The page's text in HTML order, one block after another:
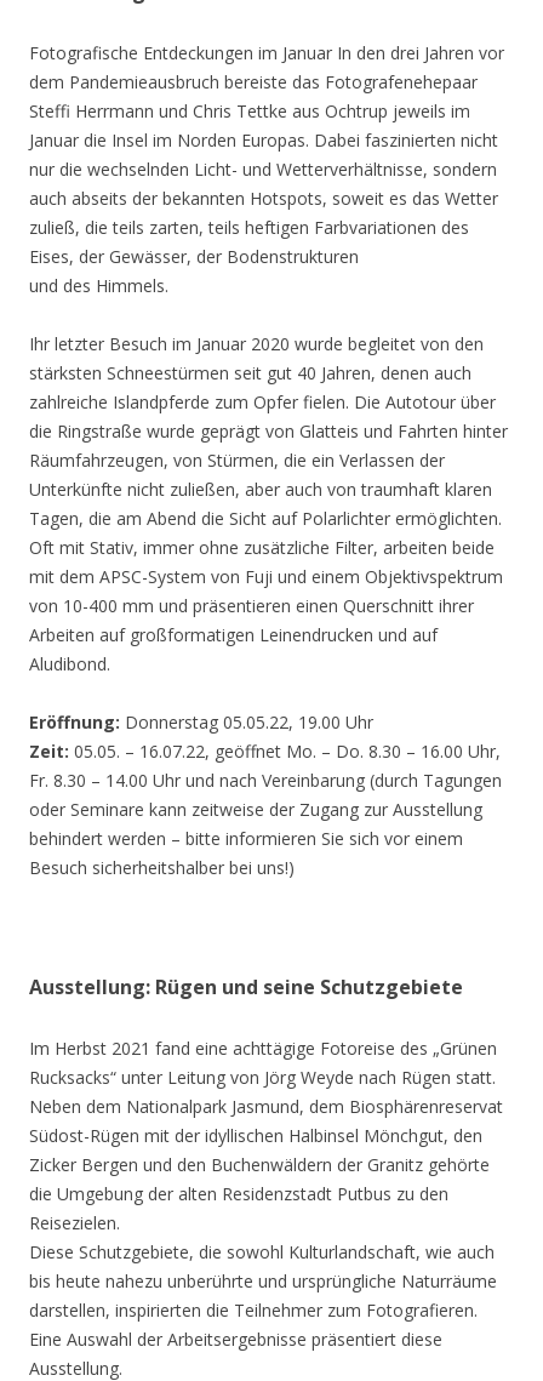
Fotografische Entdeckungen im Januar In den drei Jahren vor
dem Pandemieausbruch bereiste das Fotografenehepaar
Steffi Herrmann und Chris Tettke aus Ochtrup jeweils im
Januar die Insel im Norden Europas. Dabei faszinierten nicht
nur die wechselnden Licht- und Wetterverhältnisse, sondern
auch abseits der bekannten Hotspots, soweit es das Wetter
zuließ, die teils zarten, teils heftigen Farbvariationen des
Eises, der Gewässer, der Bodenstrukturen
und des Himmels.
Ihr letzter Besuch im Januar 2020 wurde begleitet von den
stärksten Schneestürmen seit gut 40 Jahren, denen auch
zahlreiche Islandpferde zum Opfer fielen. Die Autotour über
die Ringstraße wurde geprägt von Glatteis und Fahrten hinter
Räumfahrzeugen, von Stürmen, die ein Verlassen der
Unterkünfte nicht zuließen, aber auch von traumhaft klaren
Tagen, die am Abend die Sicht auf Polarlichter ermöglichten.
Oft mit Stativ, immer ohne zusätzliche Filter, arbeiten beide
mit dem APSC-System von Fuji und einem Objektivspektrum
von 10-400 mm und präsentieren einen Querschnitt ihrer
Arbeiten auf großformatigen Leinendrucken und auf
Aludibond.
Eröffnung: Donnerstag 05.05.22, 19.00 Uhr
Zeit: 05.05. – 16.07.22, geöffnet Mo. – Do. 8.30 – 16.00 Uhr,
Fr. 8.30 – 14.00 Uhr und nach Vereinbarung (durch Tagungen
oder Seminare kann zeitweise der Zugang zur Ausstellung
behindert werden – bitte informieren Sie sich vor einem
Besuch sicherheitshalber bei uns!)
Ausstellung: Rügen und seine Schutzgebiete
Im Herbst 2021 fand eine achttägige Fotoreise des „Grünen
Rucksacks“ unter Leitung von Jörg Weyde nach Rügen statt.
Neben dem Nationalpark Jasmund, dem Biosphärenreservat
Südost-Rügen mit der idyllischen Halbinsel Mönchgut, den
Zicker Bergen und den Buchenwäldern der Granitz gehörte
die Umgebung der alten Residenzstadt Putbus zu den
Reisezielen.
Diese Schutzgebiete, die sowohl Kulturlandschaft, wie auch
bis heute nahezu unberührte und ursprüngliche Naturräume
darstellen, inspirierten die Teilnehmer zum Fotografieren.
Eine Auswahl der Arbeitsergebnisse präsentiert diese
Ausstellung.